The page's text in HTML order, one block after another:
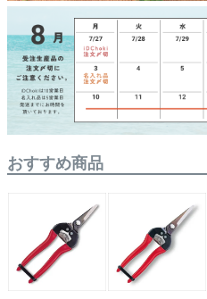
おすすめ商品